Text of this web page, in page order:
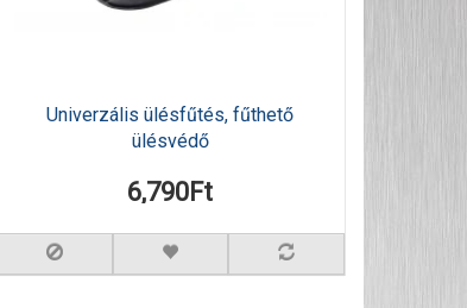
Univerzális ülésfűtés, fűthető
ülésvédő
6,790Ft